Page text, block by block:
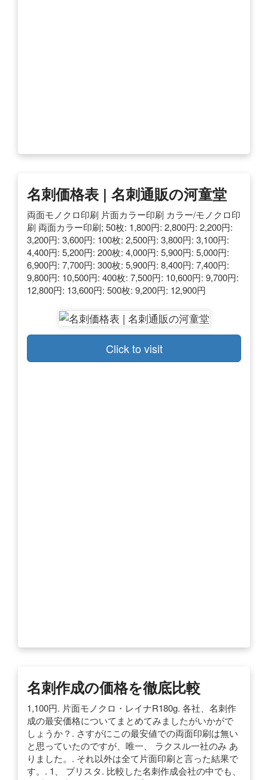
名刺価格表 | 名刺通販の河童堂
両面モノクロ印刷 片面カラー印刷 カラー/モノクロ印
刷 両面カラー印刷; 50枚: 1,800円: 2,800円: 2,200円:
3,200円: 3,600円: 100枚: 2,500円: 3,800円: 3,100円:
4,400円: 5,200円: 200枚: 4,000円: 5,900円: 5,000円:
6,900円: 7,700円: 300枚: 5,900円: 8,400円: 7,400円:
9,800円: 10,500円: 400枚: 7,500円: 10,600円: 9,700円:
12,800円: 13,600円: 500枚: 9,200円: 12,900円
Click to visit
名刺作成の価格を徹底比較
1,100円. 片面モノクロ・レイナR180g. 各社、名刺作
成の最安価格についてまとめてみましたがいかがで
しょうか？. さすがにこの最安値での両面印刷は無い
と思っていたのですが、唯一、 ラクスル一社のみ あ
りました。. それ以外は全て片面印刷と言った結果で
す。. 1、 プリスタ. 比較した名刺作成会社の中でも、